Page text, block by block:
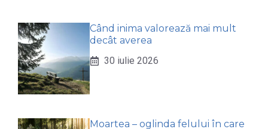
Când inima valorează mai mult
decât averea
30 iulie 2026
Moartea – oglinda felului în care